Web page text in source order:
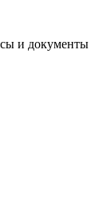
и документы